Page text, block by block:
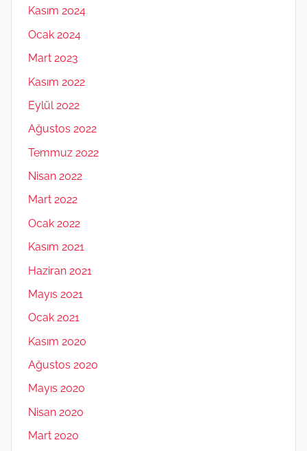
Kasım 2024
Ocak 2024
Mart 2023
Kasım 2022
Eylül 2022
Ağustos 2022
Temmuz 2022
Nisan 2022
Mart 2022
Ocak 2022
Kasım 2021
Haziran 2021
Mayıs 2021
Ocak 2021
Kasım 2020
Ağustos 2020
Mayıs 2020
Nisan 2020
Mart 2020